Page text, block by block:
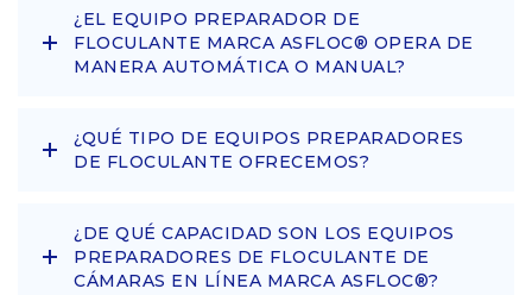
¿EL EQUIPO PREPARADOR DE
FLOCULANTE MARCA ASFLOC® OPERA DE
MANERA AUTOMÁTICA O MANUAL?
¿QUÉ TIPO DE EQUIPOS PREPARADORES
DE FLOCULANTE OFRECEMOS?
¿DE QUÉ CAPACIDAD SON LOS EQUIPOS
PREPARADORES DE FLOCULANTE DE
CÁMARAS EN LÍNEA MARCA ASFLOC®?